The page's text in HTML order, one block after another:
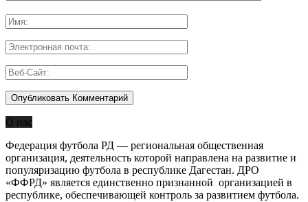
О нас
Федерация футбола РД — региональная общественная
организация, деятельность которой направлена на развитие и
популяризацию футбола в республике Дагестан. ДРО
«ФФРД» является единственно признанной организацией в
республике, обеспечивающей контроль за развитием футбола.